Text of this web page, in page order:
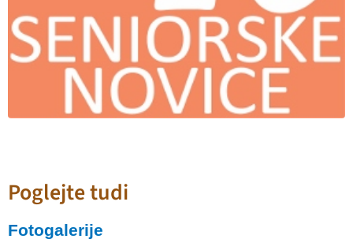
Poglejte tudi
Fotogalerije